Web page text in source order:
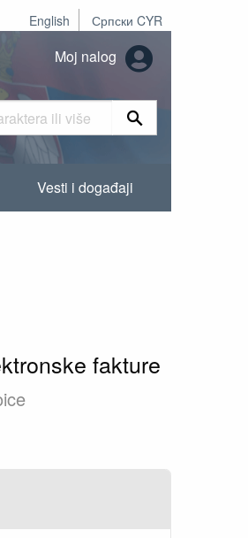
English Српски CYR
Moj nalog
Vesti i događaji
fakture